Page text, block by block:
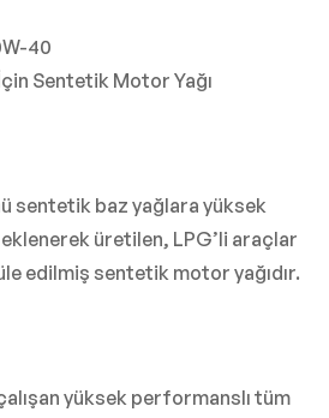
40
Sentetik Motor Yağı
sentetik baz yağlara yüksek
üretilen, LPG’li araçlar
edilmiş sentetik motor yağıdır.
yüksek performanslı tüm